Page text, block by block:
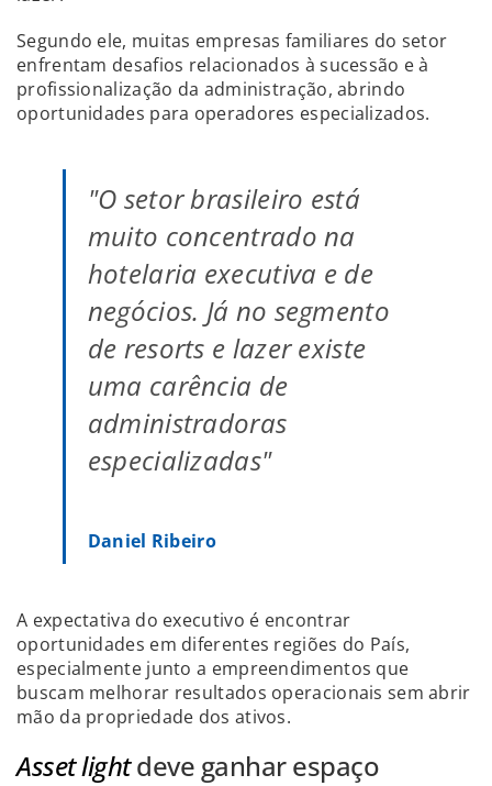
Segundo ele, muitas empresas familiares do setor
enfrentam desafios relacionados à sucessão e à
profissionalização da administração, abrindo
oportunidades para operadores especializados.
"O setor brasileiro está
muito concentrado na
hotelaria executiva e de
negócios. Já no segmento
de resorts e lazer existe
uma carência de
administradoras
especializadas"
Daniel Ribeiro
A expectativa do executivo é encontrar
oportunidades em diferentes regiões do País,
especialmente junto a empreendimentos que
buscam melhorar resultados operacionais sem abrir
mão da propriedade dos ativos.
Asset lightdeve ganhar espaço